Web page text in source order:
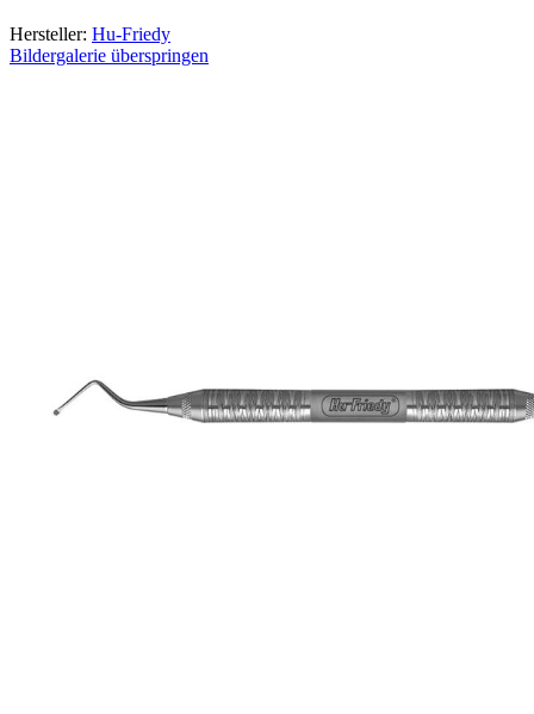
Hersteller: Hu-Friedy
Bildergalerie überspringen